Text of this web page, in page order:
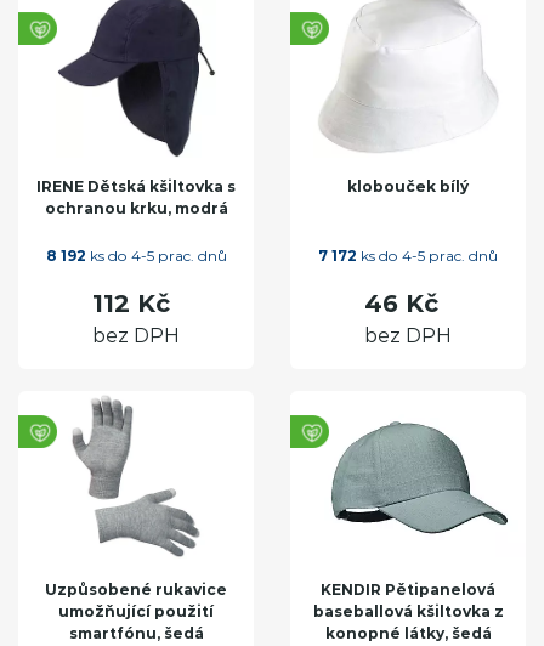
IRENE Dětská kšiltovka s
ochranou krku, modrá
8 192 ks do 4-5 prac. dnů
112 Kč
bez DPH
klobouček bílý
7 172 ks do 4-5 prac. dnů
46 Kč
bez DPH
Uzpůsobené rukavice
umožňující použití
smartfónu, šedá
KENDIR Pětipanelová
baseballová kšiltovka z
konopné látky, šedá